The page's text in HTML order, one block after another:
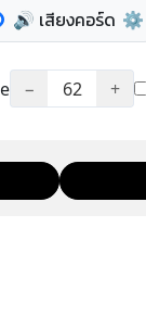
🔊 เสียงคอร์ด ⚙️
− 62 +